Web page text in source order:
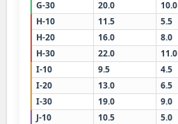
G-30 20.0 10.0
H-10
11.5 5.5
H-20
16.0 8.0
H-30
22.0 11.0
I-10
9.5 4.5
I-20
13.0 6.5
I-30
19.0 9.0
J-10
10.5 5.0